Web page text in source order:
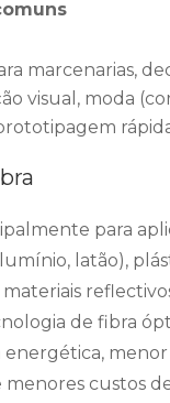
marcenarias,
visual, moda
para
latão),
de fibra
energética,
custos